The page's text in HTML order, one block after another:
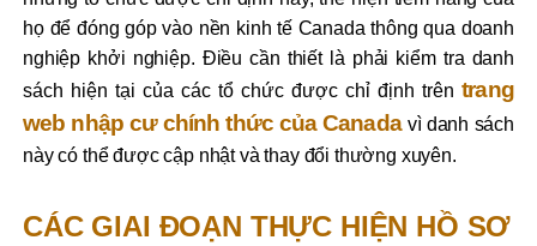
họ để đóng góp vào nền kinh tế Canada thông qua doanh
nghiệp khởi nghiệp. Điều cần thiết là phải kiểm tra danh
sách hiện tại của các tổ chức được chỉ định trêntrang
web nhập cư chính thức của Canada vì danh sách
này có thể được cập nhật và thay đổi thường xuyên.
CÁC GIAI ĐOẠN THỰC HIỆN HỒ SƠ